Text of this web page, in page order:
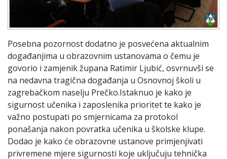
Posebna pozornost dodatno je posvećena aktualnim
događanjima u obrazovnim ustanovama o čemu je
govorio i zamjenik župana Ratimir Ljubić, osvrnuvši se
na nedavna tragična događanja u Osnovnoj školi u
zagrebačkom naselju Prečko.Istaknuo je kako je
sigurnost učenika i zaposlenika prioritet te kako je
važno postupati po smjernicama za protokol
ponašanja nakon povratka učenika u školske klupe.
Dodao je kako će obrazovne ustanove primjenjivati
privremene mjere sigurnosti koje uključuju tehnička